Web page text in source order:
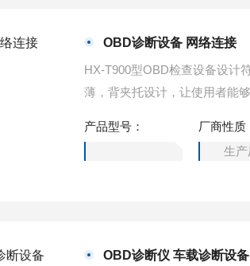
OBD诊断设备 网络连接
HX-T900型OBD检查设备设计
薄，背夹托设计，让使用者能
产品型号：
厂商性质
生产
OBD诊断仪 车载诊断设备